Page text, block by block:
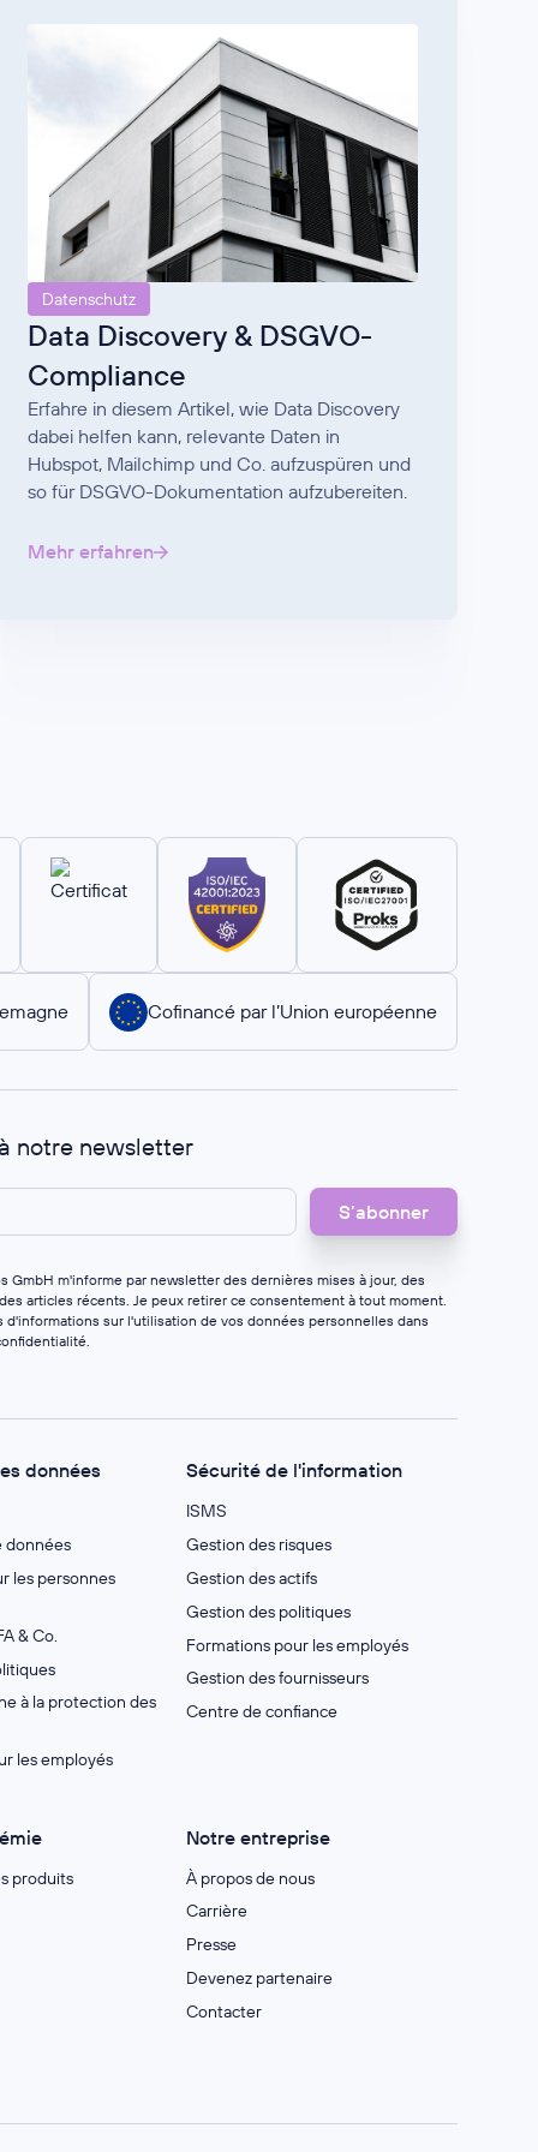
Datenschutz
Data Discovery & DSGVO-
Compliance
Erfahre in diesem Artikel, wie Data Discovery
dabei helfen kann, relevante Daten in
Hubspot, Mailchimp und Co. aufzuspüren und
so für DSGVO-Dokumentation aufzubereiten.
Mehr erfahren
Cofinancé par l’Union européenne
notre newsletter
GmbH m'informe par newsletter des dernières mises à jour, des
articles récents. Je peux retirer ce consentement à tout moment.
d'informations sur l'utilisation de vos données personnelles dans
.
données
données
les personnes
& Co.
à la protection des
les employés
Sécurité de l'information
ISMS
Gestion des risques
Gestion des actifs
Gestion des politiques
Formations pour les employés
Gestion des fournisseurs
Centre de confiance
produits
Notre entreprise
À propos de nous
Carrière
Presse
Devenez partenaire
Contacter